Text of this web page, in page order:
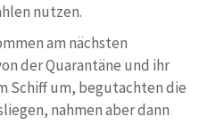
nutzen.
am nächsten
der Quarantäne und ihr
Schiff um, begutachten die
nahmen aber dann